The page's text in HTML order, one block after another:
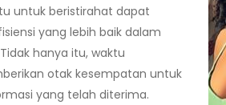
untuk beristirahat dapat
yang lebih baik dalam
hanya itu, waktu
otak kesempatan untuk
yang telah diterima.